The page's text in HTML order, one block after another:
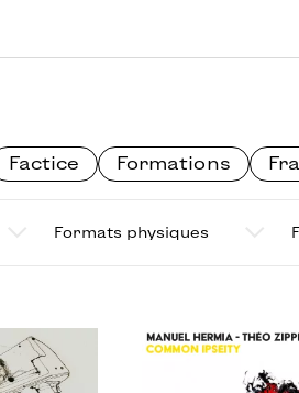
Factice Formations